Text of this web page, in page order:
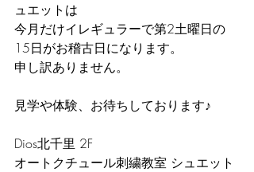
ュエットは
今月だけイレギュラーで第2土曜日の
15日がお稽古日になります。
申し訳ありません。
見学や体験、お待ちしております♪
Dios北千里 2F
オートクチュール刺繍教室 シュエット